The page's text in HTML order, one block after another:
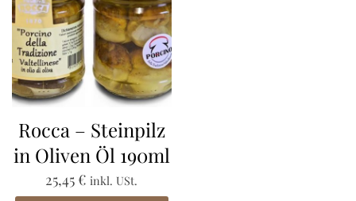
Rocca – Steinpilz
in Oliven Öl 190ml
25,45€ inkl. USt.